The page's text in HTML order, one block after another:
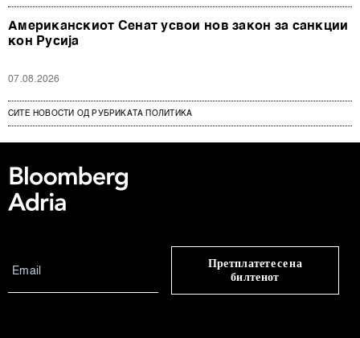
Американскиот Сенат усвои нов закон за санкции
кон Русија
07.08.2026
СИТЕ НОВОСТИ ОД РУБРИКАТА ПОЛИТИКА
Претплатете се на
билтенот